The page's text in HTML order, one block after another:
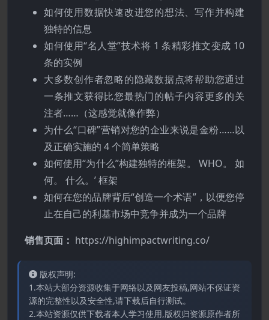
如何使用数据快速改进您的想法、写作并构建
独特的信息
如何使用“名人堂”技术将 1 条精彩推文变成 10
条的实例
大多数创作者忽略的隐藏数据点将帮助您通过
一条推文获得比您最热门的帖子内容更多的关
注者……（这感觉就像作弊）
为什么“口碑”营销对您的企业来说是金粉……以
及正确实施的 4 个简单策略
如何使用“为什么”构建独特的框架。 WHO。 如
何。 什么。’ 框架
如何在您的品牌背后“创造一个术语”，以便您停
止在自己的利基市场中竞争并成为一个品牌
销售页面： https://highimpactwriting.co/
版权声明:
1.本站大部分资源收集于网络以及网友投稿,网站不保证资
源的完整性以及安全性,请下载后自行测试。
2.本站资源仅供下载者本人学习使用,版权归资源原作者所